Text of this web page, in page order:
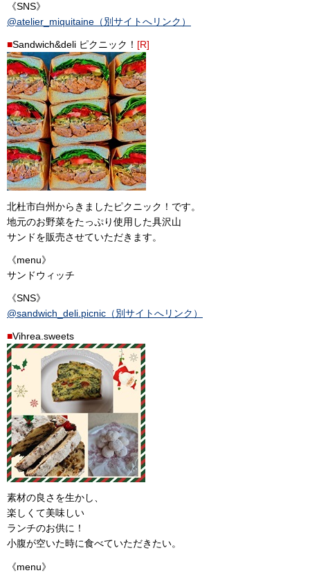
《SNS》
@atelier_miquitaine（別サイトへリンク）
■Sandwich&deli ピクニック！ [R]
北杜市白州からきましたピクニック！です。
地元のお野菜をたっぷり使用した具沢山
サンドを販売させていただきます。
《menu》
サンドウィッチ
《SNS》
@sandwich_deli.picnic（別サイトへリンク）
■Vihrea.sweets
素材の良さを生かし、
楽しくて美味しい
ランチのお供に！
小腹が空いた時に食べていただきたい。
《menu》